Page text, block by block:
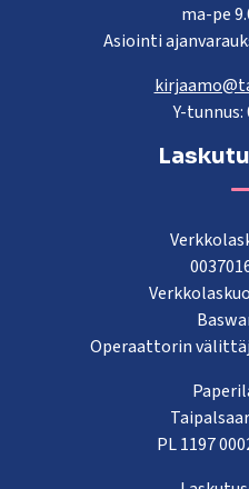
ma-pe
Asiointi
Y-tunnus:
Operaattorin
PL 1197